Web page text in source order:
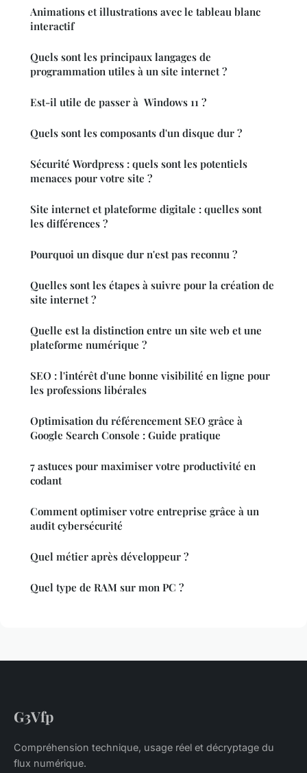
Animations et illustrations avec le tableau blanc
interactif
Quels sont les principaux langages de
programmation utiles à un site internet ?
Est-il utile de passer à Windows 11 ?
Quels sont les composants d'un disque dur ?
Sécurité Wordpress : quels sont les potentiels
menaces pour votre site ?
Site internet et plateforme digitale : quelles sont
les différences ?
Pourquoi un disque dur n'est pas reconnu ?
Quelles sont les étapes à suivre pour la création de
site internet ?
Quelle est la distinction entre un site web et une
plateforme numérique ?
SEO : l'intérêt d'une bonne visibilité en ligne pour
les professions libérales
Optimisation du référencement SEO grâce à
Google Search Console : Guide pratique
7 astuces pour maximiser votre productivité en
codant
Comment optimiser votre entreprise grâce à un
audit cybersécurité
Quel métier après développeur ?
Quel type de RAM sur mon PC ?
G3Vfp
Compréhension technique, usage réel et décryptage du
flux numérique.